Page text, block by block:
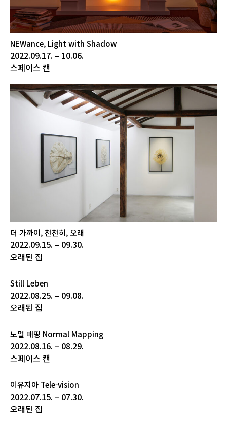
NEWance, Light with Shadow
2022.09.17. – 10.06.
스페이스 캔
더 가까이, 천천히, 오래
2022.09.15. – 09.30.
오래된 집
Still Leben
2022.08.25. – 09.08.
오래된 집
노멀 매핑 Normal Mapping
2022.08.16. – 08.29.
스페이스 캔
이유지아 Tele-vision
2022.07.15. – 07.30.
오래된 집